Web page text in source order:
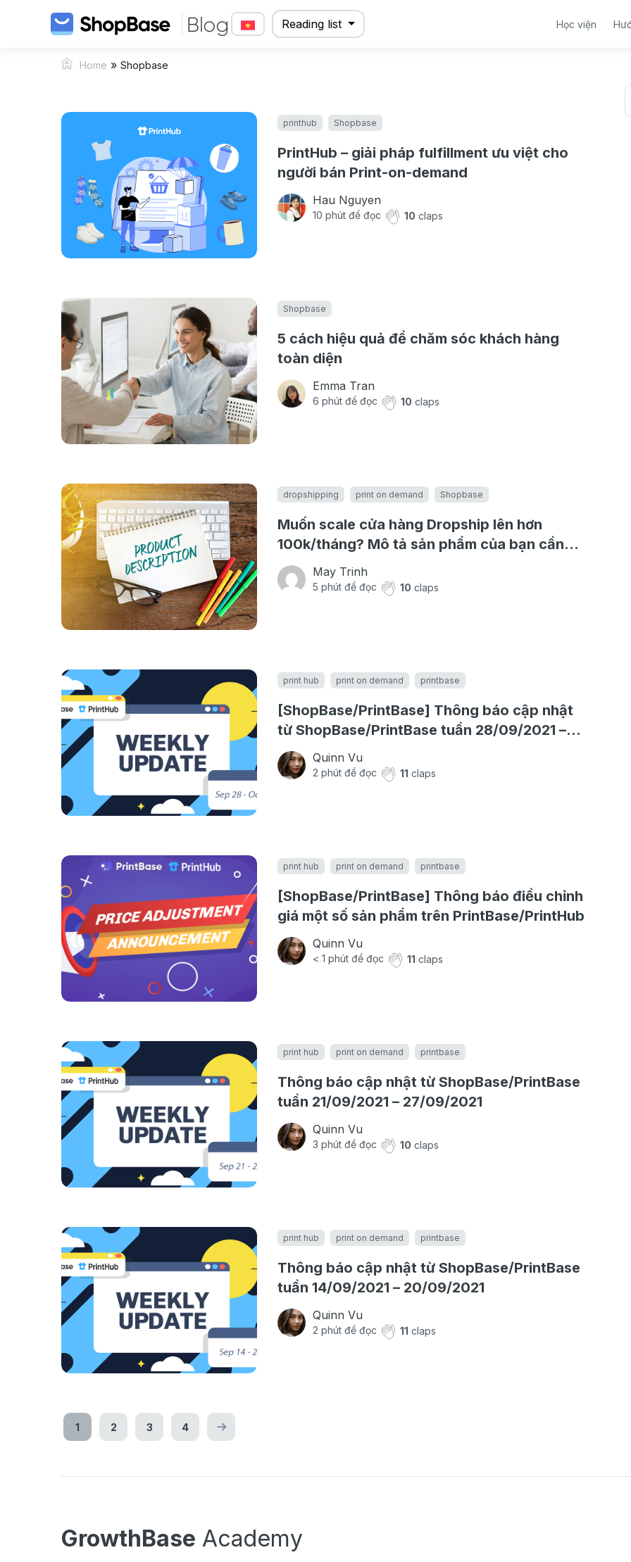
Reading list Học viện
Home » Shopbase
printhub Shopbase
PrintHub – giải pháp fulfillment ưu việt cho
người bán Print-on-demand
Hau Nguyen
10 phút để đọc 10 claps
Shopbase
5 cách hiệu quả để chăm sóc khách hàng
toàn diện
Emma Tran
6 phút để đọc 10 claps
dropshipping print on demand Shopbase
Muốn scale cửa hàng Dropship lên hơn
100k/tháng? Mô tả sản phẩm của bạn cần
phải có những yếu tố sau
May Trinh
5 phút để đọc 10 claps
print hub print on demand printbase
[ShopBase/PrintBase] Thông báo cập nhật
từ ShopBase/PrintBase tuần 28/09/2021 –
04/10/2021
Quinn Vu
2 phút để đọc 11 claps
print hub print on demand printbase
[ShopBase/PrintBase] Thông báo điều chỉnh
giá một số sản phẩm trên PrintBase/PrintHub
Quinn Vu
< 1 phút để đọc 11 claps
print hub print on demand printbase
Thông báo cập nhật từ ShopBase/PrintBase
tuần 21/09/2021 – 27/09/2021
Quinn Vu
3 phút để đọc 10 claps
print hub print on demand printbase
Thông báo cập nhật từ ShopBase/PrintBase
tuần 14/09/2021 – 20/09/2021
Quinn Vu
2 phút để đọc 11 claps
1 2 3 4
GrowthBase Academy